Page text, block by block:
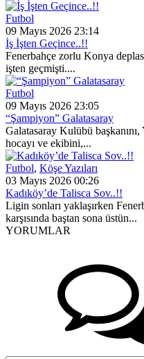
Futbol
09 Mayıs 2026 23:14
İş İşten Geçince..!!
Fenerbahçe zorlu Konya
işten geçmişti....
Futbol
09 Mayıs 2026 23:05
“Şampiyon” Galatasaray
Galatasaray Kulübü
hocayı ve ekibini,...
Futbol, Köşe Yazıları
03 Mayıs 2026 00:26
Kadıköy’de Talisca Sov..!!
Ligin sonları yaklaşırken
karşısında baştan sona üstün...
YORUMLAR